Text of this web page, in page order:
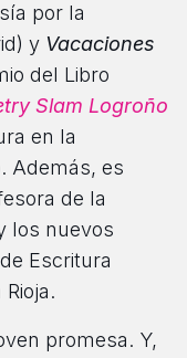
por la
y Vacaciones
del Libro
Slam Logroño
en la
Además, es
de la
los nuevos
Escritura
promesa. Y,